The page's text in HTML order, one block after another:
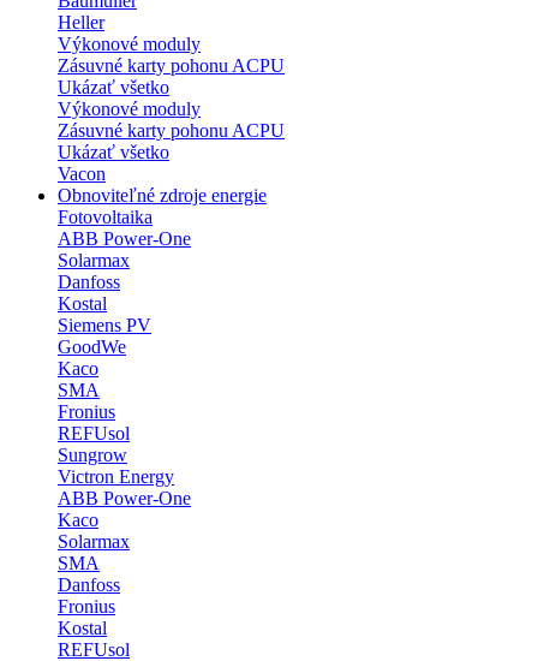
Heller
Výkonové moduly
Zásuvné karty pohonu ACPU
Ukázať všetko
Výkonové moduly
Zásuvné karty pohonu ACPU
Ukázať všetko
Vacon
Obnoviteľné zdroje energie
Fotovoltaika
ABB Power-One
Solarmax
Danfoss
Kostal
Siemens PV
GoodWe
Kaco
SMA
Fronius
REFUsol
Sungrow
Victron Energy
ABB Power-One
Kaco
Solarmax
SMA
Danfoss
Fronius
Kostal
REFUsol